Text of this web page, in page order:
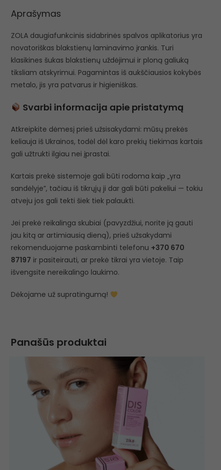
Aprašymas
ZOLA daugiafunkcinis sidabrinės spalvos aplikatorius yra
novatoriškas blakstienų laminavimo įrankis. Turi
klasikines šukas blakstienų uždėjimui ir ploną galiuką
tiksliam atskyrimui. Pagamintas iš aukščiausios kokybės
metalo, jis yra patvarus ir higieniškas.
Svarbi informacija apie pristatymą
Atkreipkite dėmesį prieš užsisakydami: mūsų prekės
keliauja iš Ukrainos, todėl dėl karo prekių tiekimas kartais
gali užtrukti ilgiau nei įprastai.
Kartais prekė sistemoje gali būti rodoma kaip „yra
sandėlyje”, tačiau iš tikrųjų ji dar gali būti pakeliui — tokiu
atveju jos gali tekti šiek tiek palaukti.
Jei prekė reikalinga skubiai (pavyzdžiui, norite ją gauti
jau kitą ar artimiausią dieną), prieš užsakydami
rekomenduojame paskambinti telefonu +370 670
87197 ir pasiteirauti, ar prekė tikrai yra vietoje. Taip
išvengsite nereikalingo laukimo.
Dėkojame už supratingumą!
Panašūs produktai